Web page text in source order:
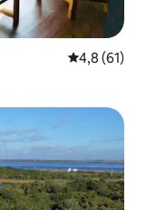
Prosječna
4,8 (61)